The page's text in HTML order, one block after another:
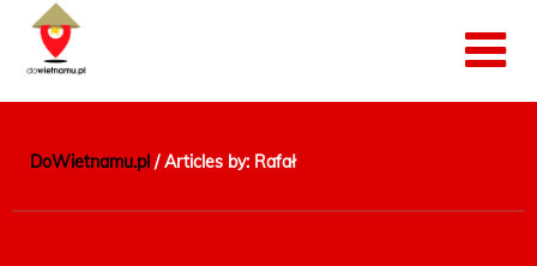
DoWietnamu.pl /Articles by: Rafał